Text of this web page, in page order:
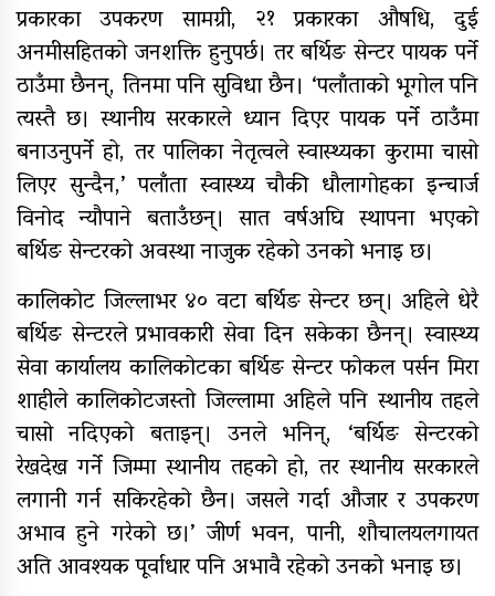
विषयमा शिक्षकहरुलाई तालिम
राष्ट्रपति रनिङ शिल्डको जिल्ला स्तरीय
प्रतियोगिता सुरु
गर्भवतीको हेलिकप्टरबाट उद्धार
आर्थिक गणनाकाे लागि खटिए गणक
आजदेखि देशभर आर्थिक गणना सुरु हुँदै
एम्बुलेन्स दुर्घटना : दुईको मृत्यु,दुई
घाइते
सामुदायिक विद्यालयलाई
फुटबल हस्तान्तरण
प्रकारका उपकरण सामग्री, २१ प्रकारका औषधि, दुई
अनमीसहितको जनशक्ति हुनुपर्छ। तर बर्थिङ सेन्टर पायक पर्ने
ठाउँमा छैनन्, तिनमा पनि सुविधा छैन। ‘पलाँताको भूगोल पनि
त्यस्तै छ। स्थानीय सरकारले ध्यान दिएर पायक पर्ने ठाउँमा
बनाउनुपर्ने हो, तर पालिका नेतृत्वले स्वास्थ्यका कुरामा चासो
लिएर सुन्दैन,’ पलाँता स्वास्थ्य चौकी धौलागोहका इन्चार्ज
विनोद न्यौपाने बताउँछन्। सात वर्षअघि स्थापना भएको
बर्थिङ सेन्टरको अवस्था नाजुक रहेको उनको भनाइ छ।
कालिकोट जिल्लाभर ४० वटा बर्थिङ सेन्टर छन्। अहिले धेरै
बर्थिङ सेन्टरले प्रभावकारी सेवा दिन सकेका छैनन्। स्वास्थ्य
सेवा कार्यालय कालिकोटका बर्थिङ सेन्टर फोकल पर्सन मिरा
शाहीले कालिकोटजस्तो जिल्लामा अहिले पनि स्थानीय तहले
चासो नदिएको बताइन्। उनले भनिन्, ‘बर्थिङ सेन्टरको
रेखदेख गर्ने जिम्मा स्थानीय तहको हो, तर स्थानीय सरकारले
लगानी गर्न सकिरहेको छैन। जसले गर्दा औजार र उपकरण
अभाव हुने गरेको छ।’ जीर्ण भवन, पानी, शौचालयलगायत
अति आवश्यक पूर्वाधार पनि अभावै रहेको उनको भनाइ छ।